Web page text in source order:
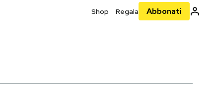
Shop Regala Abbonati